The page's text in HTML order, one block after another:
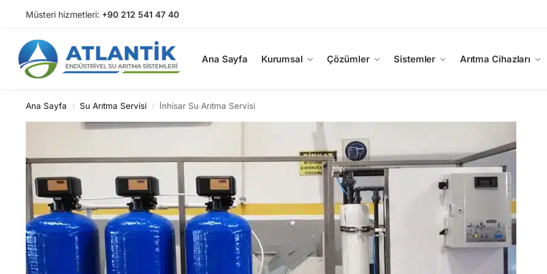
Müsteri hizmetleri: +90 212 541 47 40
Ana Sayfa Kurumsal Çözümler Sistemler Arıtma Cihazları
Arama
Ana Sayfa / Su Arıtma Servisi / İnhisar Su Arıtma Servisi